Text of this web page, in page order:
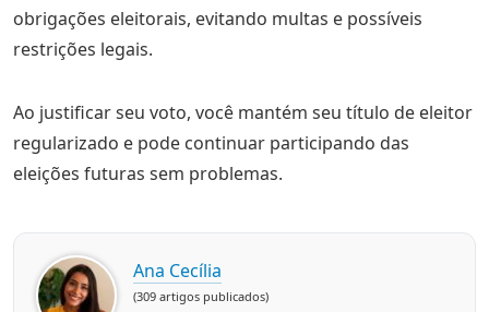
obrigações eleitorais, evitando multas e possíveis
restrições legais.
Ao justificar seu voto, você mantém seu título de eleitor
regularizado e pode continuar participando das
eleições futuras sem problemas.
Ana Cecília
(309 artigos publicados)